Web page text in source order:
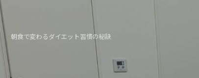
朝食で変わるダイエット習慣の秘訣